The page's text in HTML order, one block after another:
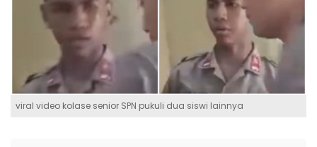
viral video kolase senior SPN pukuli dua siswi lainnya